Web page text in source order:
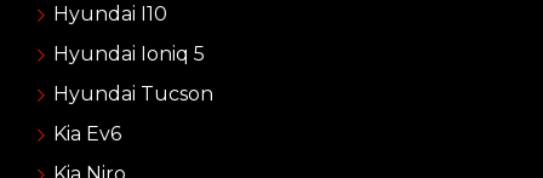
Hyundai I10
Hyundai Ioniq 5
Hyundai Tucson
Kia Ev6
Kia Niro